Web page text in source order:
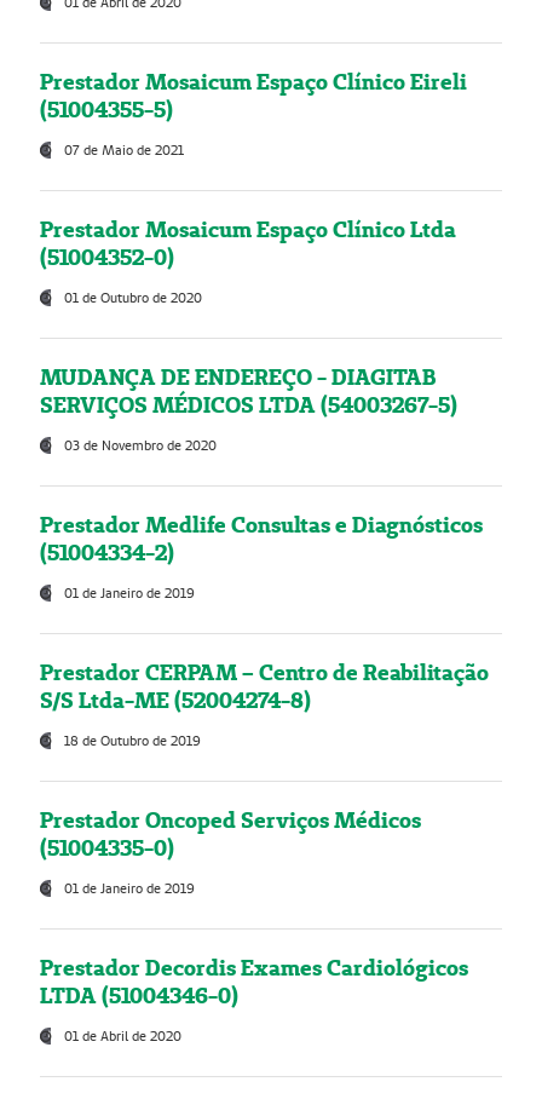
Prestador Mosaicum Espaço Clínico Eireli
(51004355-5)
07 de Maio de 2021
Prestador Mosaicum Espaço Clínico Ltda
(51004352-0)
01 de Outubro de 2020
MUDANÇA DE ENDEREÇO - DIAGITAB
SERVIÇOS MÉDICOS LTDA (54003267-5)
03 de Novembro de 2020
Prestador Medlife Consultas e Diagnósticos
(51004334-2)
01 de Janeiro de 2019
Prestador CERPAM – Centro de Reabilitação
S/S Ltda-ME (52004274-8)
18 de Outubro de 2019
Prestador Oncoped Serviços Médicos
(51004335-0)
01 de Janeiro de 2019
Prestador Decordis Exames Cardiológicos
LTDA (51004346-0)
01 de Abril de 2020